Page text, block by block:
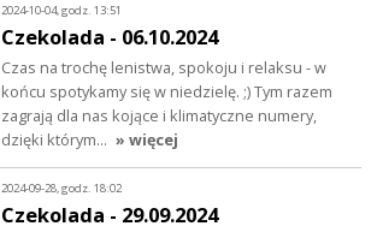
2024-10-04, godz. 13:51
Czekolada - 06.10.2024
Czas na trochę lenistwa, spokoju i relaksu - w
końcu spotykamy się w niedzielę. ;) Tym razem
zagrają dla nas kojące i klimatyczne numery,
dzięki którym… » więcej
2024-09-28, godz. 18:02
Czekolada - 29.09.2024